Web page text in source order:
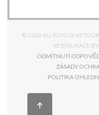
© 2026 AU JOYEUX
RESTAURACE
ODMÍTNUTÍ
ZÁSADY
POLITIKA